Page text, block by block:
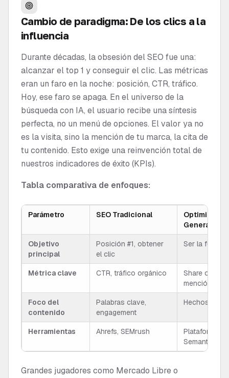
Cambio de paradigma: De los clics a la
influencia
Durante décadas, la obsesión del SEO fue una:
alcanzar el top 1 y conseguir el clic. Las métricas
eran un faro en la noche: posición, CTR, tráfico.
Hoy, ese faro se apaga. En el universo de la
búsqueda con IA, el usuario recibe una síntesis
perfecta, no un menú de opciones. El valor ya no
es la visita, sino la mención de tu marca, la cita de
tu contenido. Esto exige una reinvención total de
nuestros indicadores de éxito (KPIs).
Tabla comparativa de enfoques:
Parámetro SEO Tradicional
Generativos
Objetivo
principal
Posición #1, obtener
el clic
Ser la fuente
Métrica clave CTR, tráfico orgánico
Share of
mención
Foco del
contenido
Palabras clave,
engagement
Hechos,
Herramientas Ahrefs, SEMrush
Plataformas
Semantica AI
Grandes jugadores como Mercado Libre o